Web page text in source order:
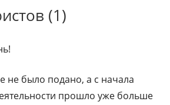
(1)
не было подано, а с начала
прошло уже больше